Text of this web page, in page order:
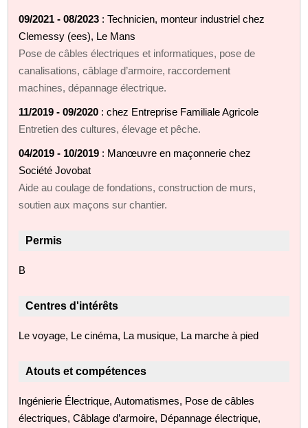
09/2021 - 08/2023 : Technicien, monteur industriel chez
Clemessy (ees), Le Mans
Pose de câbles électriques et informatiques, pose de
canalisations, câblage d’armoire, raccordement
machines, dépannage électrique.
11/2019 - 09/2020 : chez Entreprise Familiale Agricole
Entretien des cultures, élevage et pêche.
04/2019 - 10/2019 : Manœuvre en maçonnerie chez
Société Jovobat
Aide au coulage de fondations, construction de murs,
soutien aux maçons sur chantier.
Permis
B
Centres d'intérêts
Le voyage, Le cinéma, La musique, La marche à pied
Atouts et compétences
Ingénierie Électrique, Automatismes, Pose de câbles
électriques, Câblage d’armoire, Dépannage électrique,